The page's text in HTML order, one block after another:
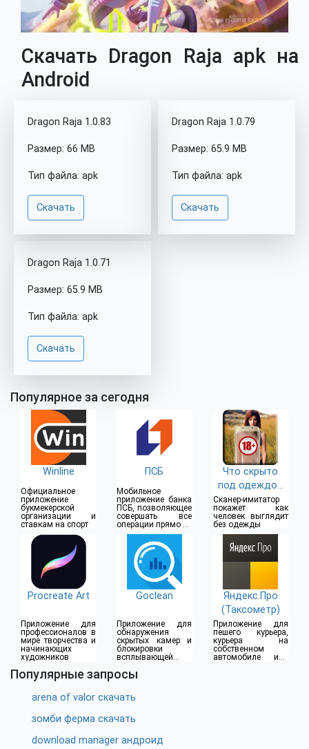
Скачать Dragon Raja apk на
Android
Dragon Raja 1.0.83
Размер: 66 MB
Тип файла: apk
Скачать
Dragon Raja 1.0.79
Размер: 65.9 MB
Тип файла: apk
Скачать
Dragon Raja 1.0.71
Размер: 65.9 MB
Тип файла: apk
Скачать
Популярное за сегодня
Winline
Официальное
приложение
букмекерской
организации и
ставкам на спорт
ПСБ
Мобильное
приложение банка
ПСБ, позволяющее
совершать все
операции прямо из
дома
Что скрыто
под одеждой
(18+)
Сканер-имитатор
покажет как
человек выглядит
без одежды
Procreate Art
Приложение для
профессионалов в
мире творчества и
начинающих
художников
Goclean
Приложение для
обнаружения
скрытых камер и
блокировки
всплывающей
Яндекс.Про
(Таксометр)
Приложение для
пешего курьера,
курьера на
собственном
автомобиле или
Популярные запросы
arena of valor скачать
зомби ферма скачать
download manager андроид